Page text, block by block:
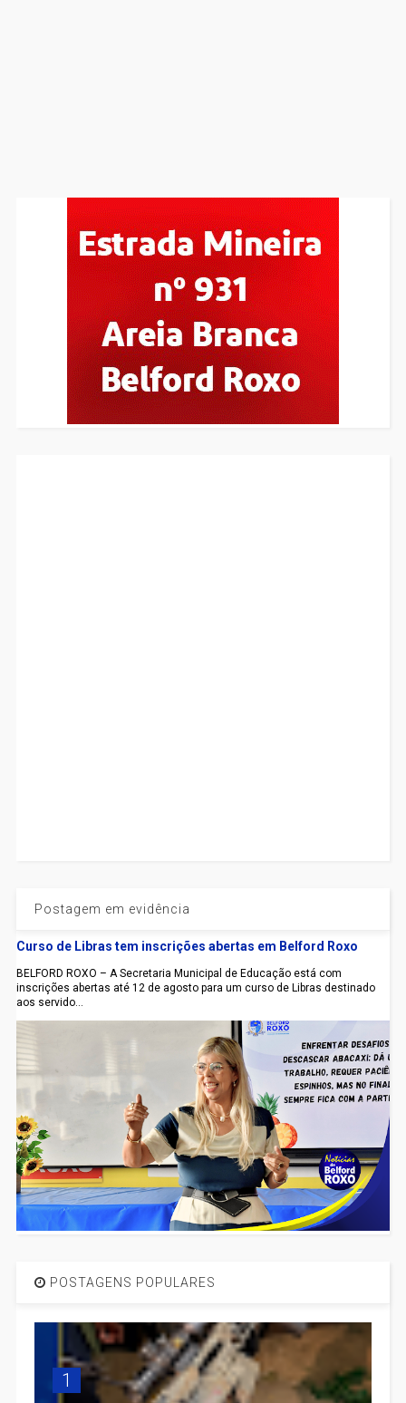
Postagem em evidência
Curso de Libras tem inscrições abertas em Belford Roxo
BELFORD ROXO – A Secretaria Municipal de Educação está com
inscrições abertas até 12 de agosto para um curso de Libras destinado
aos servido...
POSTAGENS POPULARES
1